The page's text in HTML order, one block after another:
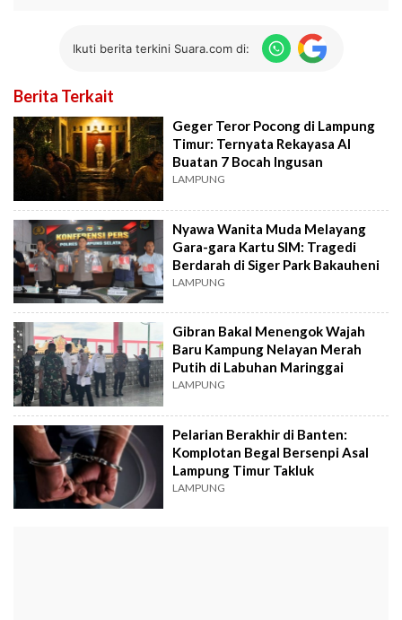
Ikuti berita terkini Suara.com di:
Berita Terkait
Geger Teror Pocong di Lampung
Timur: Ternyata Rekayasa AI
Buatan 7 Bocah Ingusan
LAMPUNG
Nyawa Wanita Muda Melayang
Gara-gara Kartu SIM: Tragedi
Berdarah di Siger Park Bakauheni
LAMPUNG
Gibran Bakal Menengok Wajah
Baru Kampung Nelayan Merah
Putih di Labuhan Maringgai
LAMPUNG
Pelarian Berakhir di Banten:
Komplotan Begal Bersenpi Asal
Lampung Timur Takluk
LAMPUNG